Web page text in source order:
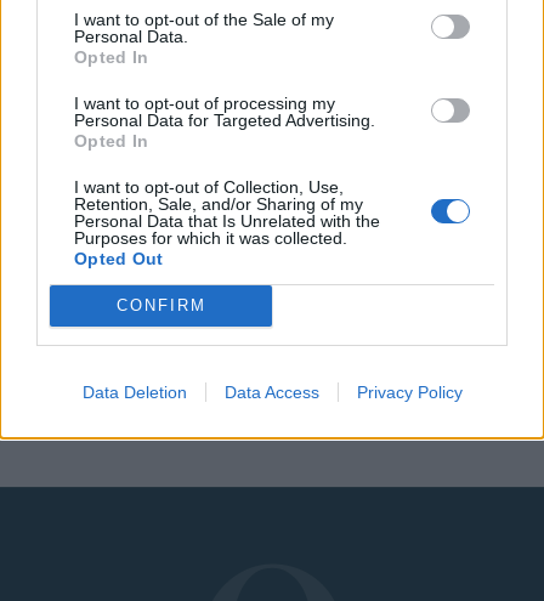
I want to opt-out of the Sale of my
Personal Data.
Opted In
I want to opt-out of processing my
Personal Data for Targeted Advertising.
Opted In
I want to opt-out of Collection, Use,
Retention, Sale, and/or Sharing of my
Personal Data that Is Unrelated with the
Purposes for which it was collected.
Opted Out
CONFIRM
Data Deletion Data Access Privacy Policy
Μέτρα αντίστροφα!
Η δίαιτα που θα
μεταμορφώσει το
κορμί σου μέχρι το
καλοκαίρι